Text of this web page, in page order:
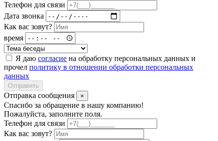
Телефон для связи
Дата звонка
Как вас зовут?
время
Я даю согласие на обработку персональных данных и
прочел политику в отношении обработки персональных
данных
Отправить
Отправка сообщения ×
Спасибо за обращение в нашу компанию!
Пожалуйста, заполните поля.
Телефон для связи
Как вас зовут?